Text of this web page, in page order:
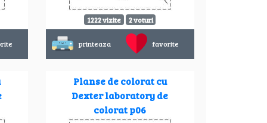
1222 vizite 2 voturi
printeaza favorite
Planse de colorat cu
Dexter laboratory de
colorat p06